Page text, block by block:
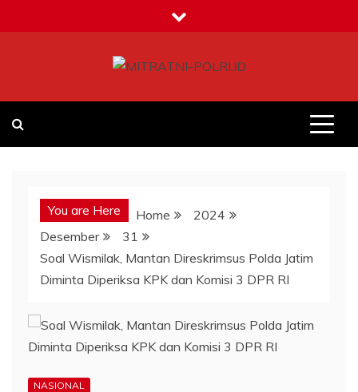
to
You are Here Home
2024
Desember
31
Soal Wismilak, Mantan Direskrimsus Polda Jatim
Diminta Diperiksa KPK dan Komisi 3 DPR RI
NASIONAL